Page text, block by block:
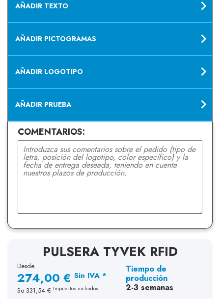
AÑADIR TEXTO
AÑADIR PICTOGRAMAS
AÑADIR LOGOTIPO
AÑADIR PRUEBA
COMENTARIOS:
PULSERA TYVEK RFID
Desde
274,00 € Sin IVA *
So 331,54 € Impuestos incluidos
Tiempo de
producción
2-3 semanas